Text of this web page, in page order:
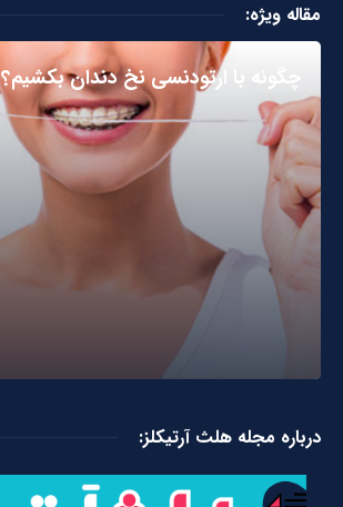
مقاله ویژه:
چگونه با ارتودنسی نخ دندان بکشیم؟
درباره مجله هلث آرتیکلز: